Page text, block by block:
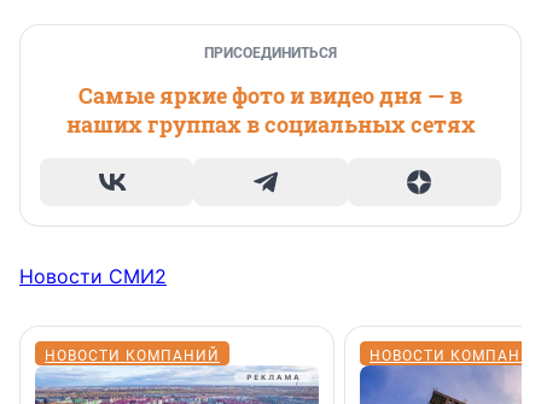
ПРИСОЕДИНИТЬСЯ
Самые яркие фото и видео дня — в
наших группах в социальных сетях
Новости СМИ2
НОВОСТИ КОМПАНИЙ НОВОСТИ